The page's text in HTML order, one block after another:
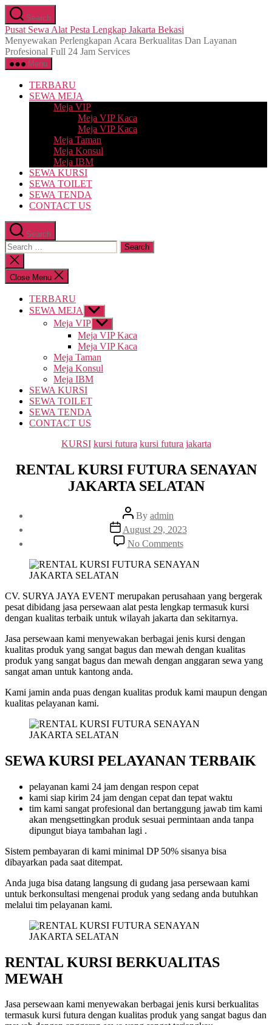
Skip
to
the
content
Search
Pusat Sewa Alat Pesta Lengkap Jakarta Bekasi
Menyewakan Perlengkapan Acara Berkualitas Dan Layanan
Profesional Full 24 Jam Services
Menu
TERBARU
SEWA MEJA
Meja VIP
Meja VIP Kaca
Meja VIP Kaca
Meja Taman
Meja Konsul
Meja IBM
SEWA KURSI
SEWA TOILET
SEWA TENDA
CONTACT US
Search
Search
for:
Close
search
Close Menu
TERBARU
SEWA MEJA
Show
sub
menu
Meja VIP Show
sub
menu
Meja VIP Kaca
Meja VIP Kaca
Meja Taman
Meja Konsul
Meja IBM
SEWA KURSI
SEWA TOILET
SEWA TENDA
CONTACT US
Categories
KURSI kursi futura kursi futura jakarta
RENTAL KURSI FUTURA SENAYAN
JAKARTA SELATAN
Post
author
By admin
Post
date
August 29, 2023
No Commentson
RENTAL
KURSI
JAKARTA
SELATAN
CV. SURYA JAYA EVENT merupakan perusahaan yang bergerak
pesat dibidang jasa persewaan alat pesta lengkap termasuk kursi
dengan kualitas terbaik untuk wilayah jakarta dan sekitarnya.
Jasa persewaan kami menyewakan berbagai jenis kursi dengan
kualitas produk yang sangat bagus dan mewah dengan kualitas
produk yang sangat bagus dan mewah dengan anggaran sewa yang
sangat aman untuk kantong anda.
Kami jamin anda puas dengan kualitas produk kami maupun dengan
kualitas pelayanan kami.
SEWA KURSI PELAYANAN TERBAIK
pelayanan kami 24 jam dengan respon cepat
kami siap kirim 24 jam dengan cepat dan tepat waktu
tim kami sangat profesional dan bertanggung jawab tim kami
akan mengsettingkan produk sesuai permintaan anda tanpa
dipungut biaya tambahan lagi .
Sistem pembayaran di kami minimal DP 50% sisanya bisa
dibayarkan pada saat ditempat.
Anda juga bisa datang langsung di gudang jasa persewaan kami
untuk berkonsultasi mengenai produk yang sedang anda butuhkan
melalui tim pelayanan kami.
RENTAL KURSI BERKUALITAS
MEWAH
Jasa persewaan kami menyewakan berbagai jenis kursi berkualitas
termasuk kursi futura dengan kualitas produk yang sangat bagus dan